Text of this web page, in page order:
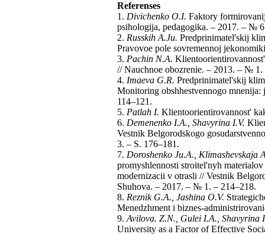
Referenses
1. Divichenko O.I. Faktory
psihologija, pedagogika. – 2017. – №
2. Russkih A.Ju. Predprinimatel'skij
Pravovoe pole sovremennoj
3. Pachin N.A.
// Nauchnoe obozrenie. – 2013. – № 1.
4. Imaeva G.R. Predprinimatel'skij
Monitoring obshhestvennogo
114–121.
5. Patlah I. Klientoorientirovannost'
6. Demenenko I.A., Shavyrina I.V.
Vestnik Belgorodskogo
3. – S. 176–181.
7. Doroshenko Ju.A., Klimashevskaja
promyshlennosti stroitel'nyh
modernizacii v otrasli // Vestnik
Shuhova. – 2017. – № 1. – 214–218.
8. Reznik G.A., Jashina O.V.
Menedzhment i biznes-
9.Avilova. Z.N., Gulei I.A., Shavyrina
University as a Factor of Effective